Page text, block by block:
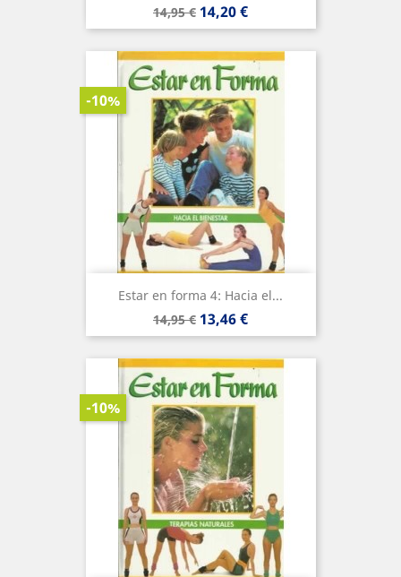
Precio
base
14,95 € Precio
14,20 €
Estar en forma 4: Hacia el...
Precio
base
14,95 €
-10%
Precio
13,46 €
-10%